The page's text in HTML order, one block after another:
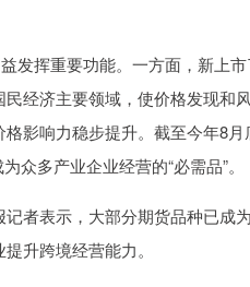
挥重要功能。一方面，新上
经济主要领域，使价格发现和
影响力稳步提升。截至今年8
众多产业企业经营的“必需品”。
表示，大部分期货品种已成
升跨境经营能力。